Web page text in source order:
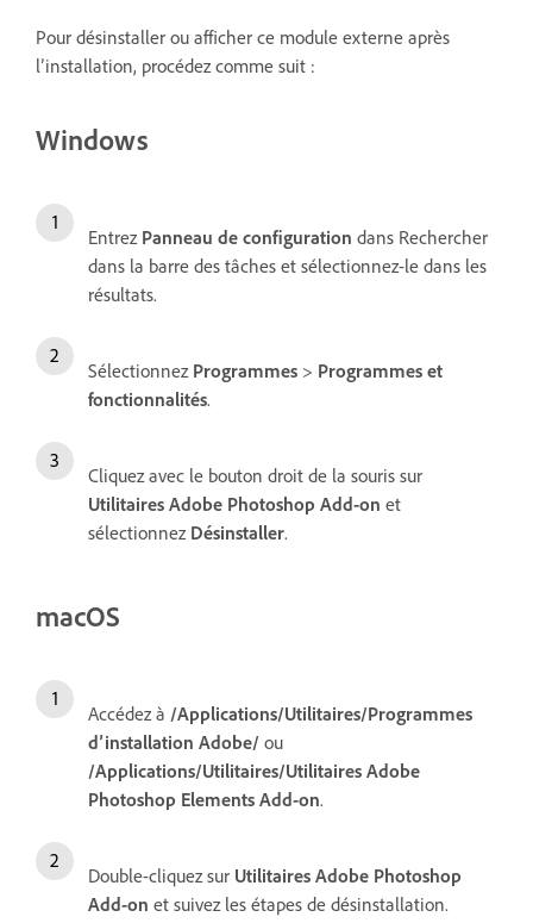
Pour désinstaller ou afficher ce module externe après
l’installation, procédez comme suit :
Windows
Entrez Panneau de configuration dans Rechercher
dans la barre des tâches et sélectionnez-le dans les
résultats.
Sélectionnez Programmes > Programmes et
fonctionnalités.
Cliquez avec le bouton droit de la souris sur
Utilitaires Adobe Photoshop Add-on et
sélectionnez Désinstaller.
macOS
Accédez à /Applications/Utilitaires/Programmes
d’installation Adobe/ ou
/Applications/Utilitaires/Utilitaires Adobe
Photoshop Elements Add-on.
Double-cliquez sur Utilitaires Adobe Photoshop
Add-on et suivez les étapes de désinstallation.